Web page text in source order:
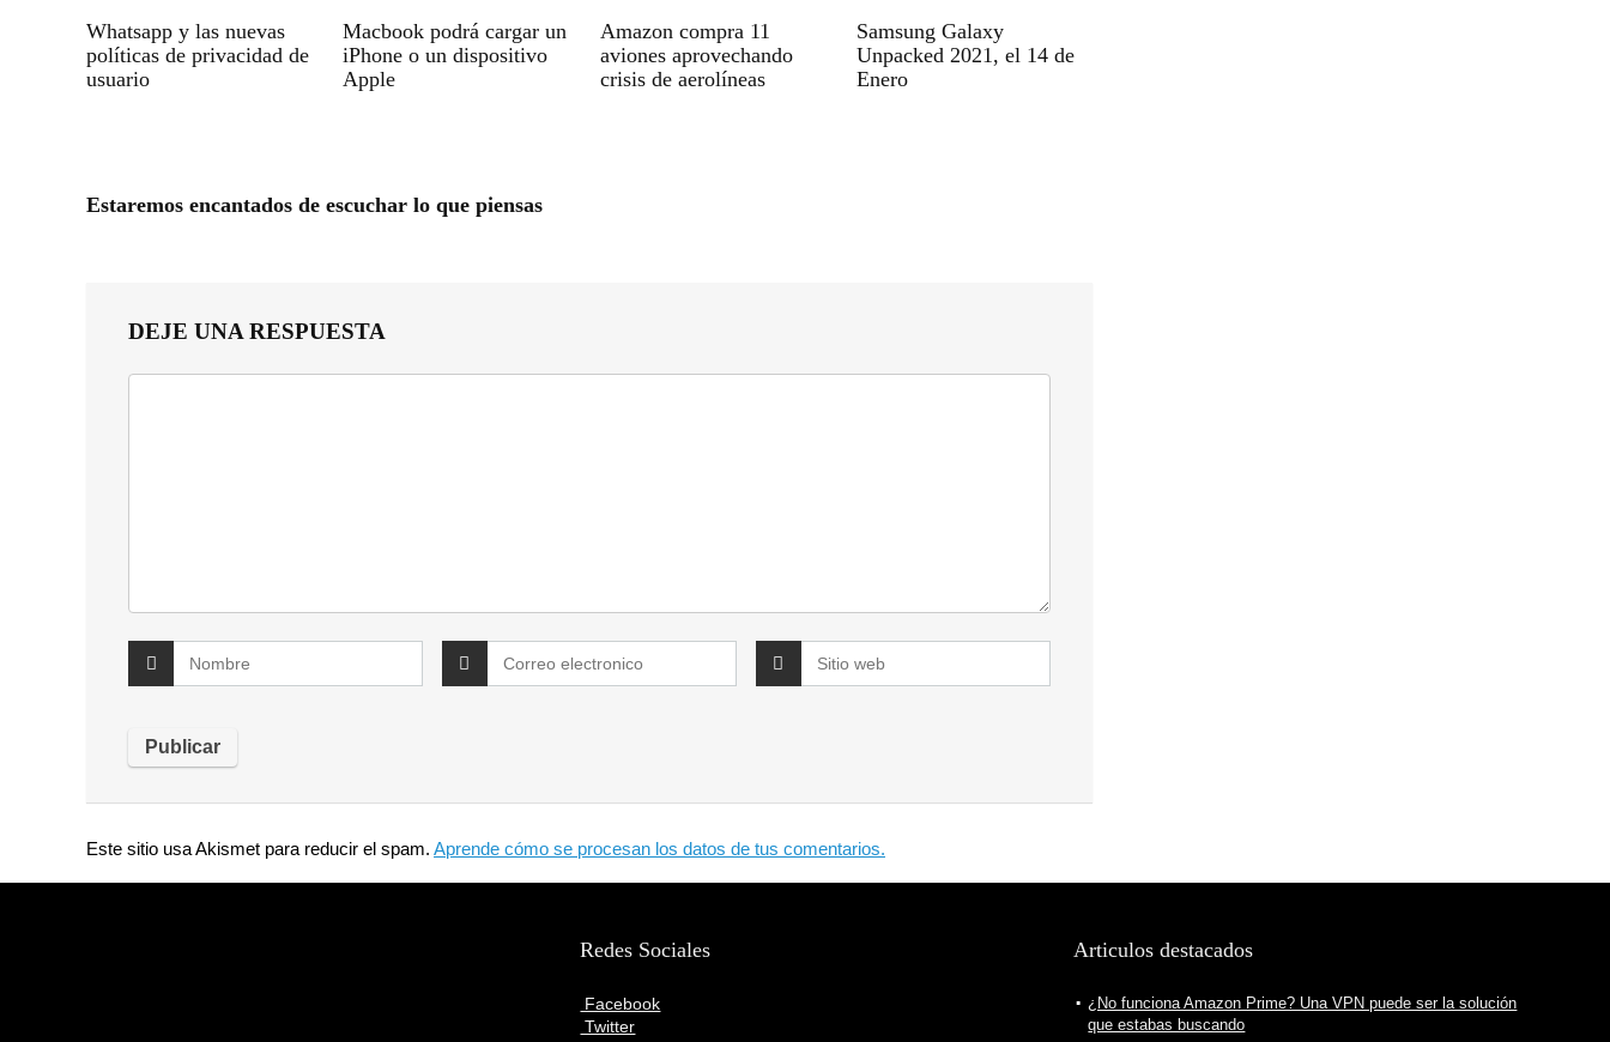
Whatsapp y las nuevas
políticas de privacidad de
usuario
Macbook podrá cargar un
iPhone o un dispositivo
Apple
Amazon compra 11
aviones aprovechando
crisis de aerolíneas
Samsung Galaxy
Unpacked 2021, el 14 de
Enero
Estaremos encantados de escuchar lo que piensas
DEJE UNA RESPUESTA
Este sitio usa Akismet para reducir el spam. Aprende cómo se procesan los datos de tus comentarios.
Redes Sociales
Facebook
Twitter
Articulos destacados
¿No funciona Amazon Prime? Una VPN puede ser la solución
que estabas buscando